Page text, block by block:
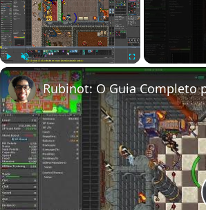
Play Unmute Fullscreen